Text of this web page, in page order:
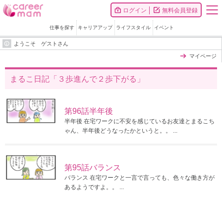
ログイン 無料会員登録
仕事を探す キャリアアップ ライフスタイル イベント
ようこそ ゲストさん
マイページ
まるこ日記「３歩進んで２歩下がる」
第96話半年後
半年後 在宅ワークに不安を感じているお友達とまるこち
ゃん、半年後どうなったかというと。。 ...
第95話バランス
バランス 在宅ワークと一言で言っても、色々な働き方が
あるようですよ。。 ...